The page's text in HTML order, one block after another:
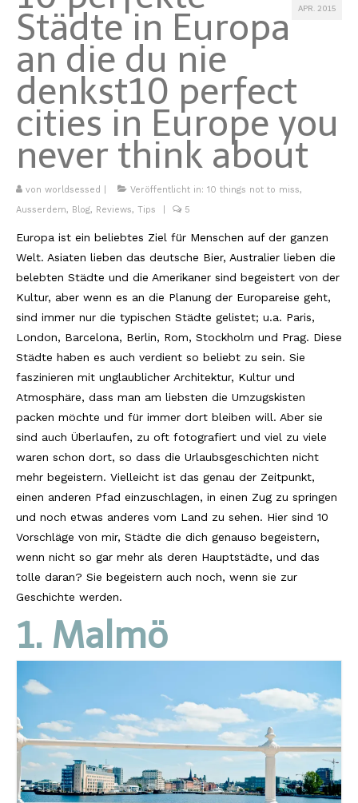
Kambodscha
Laos
Malaysia
Myanmar
Singapur
Sri Lanka
Thailand
Africa
Marokko
Südafrika
North Amercia
USA
Die Bahamas
South America
Oceania / Australia
Australien
Middle East
U.A.E.
München / Bayern
Reviews
Hotels
APR. 2015
Städte in Europa
an die du nie
denkst10 perfect
cities in Europe you
never think about
von worldsessed Veröffentlicht in: 10 things not to miss,
Ausserdem, Blog, Reviews, Tips 5
Europa ist ein beliebtes Ziel für Menschen auf der ganzen
Welt. Asiaten lieben das deutsche Bier, Australier lieben die
belebten Städte und die Amerikaner sind begeistert von der
Kultur, aber wenn es an die Planung der Europareise geht,
sind immer nur die typischen Städte gelistet; u.a. Paris,
London, Barcelona, Berlin, Rom, Stockholm und Prag. Diese
Städte haben es auch verdient so beliebt zu sein. Sie
faszinieren mit unglaublicher Architektur, Kultur und
Atmosphäre, dass man am liebsten die Umzugskisten
packen möchte und für immer dort bleiben will. Aber sie
sind auch Überlaufen, zu oft fotografiert und viel zu viele
waren schon dort, so dass die Urlaubsgeschichten nicht
mehr begeistern. Vielleicht ist das genau der Zeitpunkt,
einen anderen Pfad einzuschlagen, in einen Zug zu springen
und noch etwas anderes vom Land zu sehen. Hier sind 10
Vorschläge von mir, Städte die dich genauso begeistern,
wenn nicht so gar mehr als deren Hauptstädte, und das
tolle daran? Sie begeistern auch noch, wenn sie zur
Geschichte werden.
1. Malmö